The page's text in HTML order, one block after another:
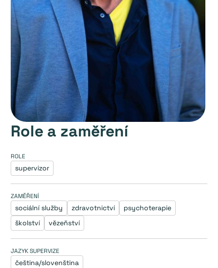
Role a zaměření
ROLE
supervizor
ZAMĚŘENÍ
sociální služby zdravotnictví
psychoterapie
školství
vězeňství
JAZYK SUPERVIZE
čeština/slovenština